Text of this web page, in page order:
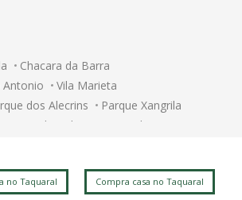
Chacara da Barra
Antonio
Vila Marieta
dos Alecrins
Parque Xangrila
Caminhos de San Conrado (Sousas)
Parque das Flores
no Taquaral Compra casa no Taquaral